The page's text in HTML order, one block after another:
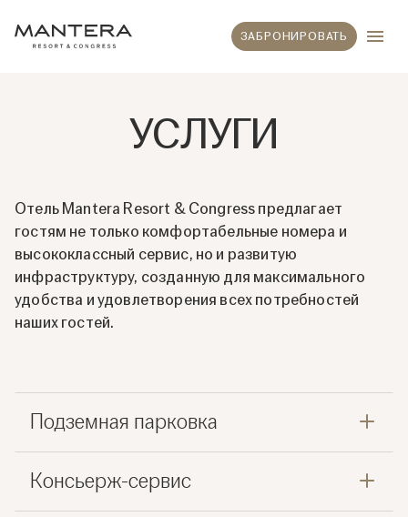
ЗАБРОНИРОВАТЬ
УСЛУГИ
Отель Mantera Resort & Congress предлагает
гостям не только комфортабельные номера и
высококлассный сервис, но и развитую
инфраструктуру, созданную для максимального
удобства и удовлетворения всех потребностей
наших гостей.
Подземная парковка
Консьерж-сервис